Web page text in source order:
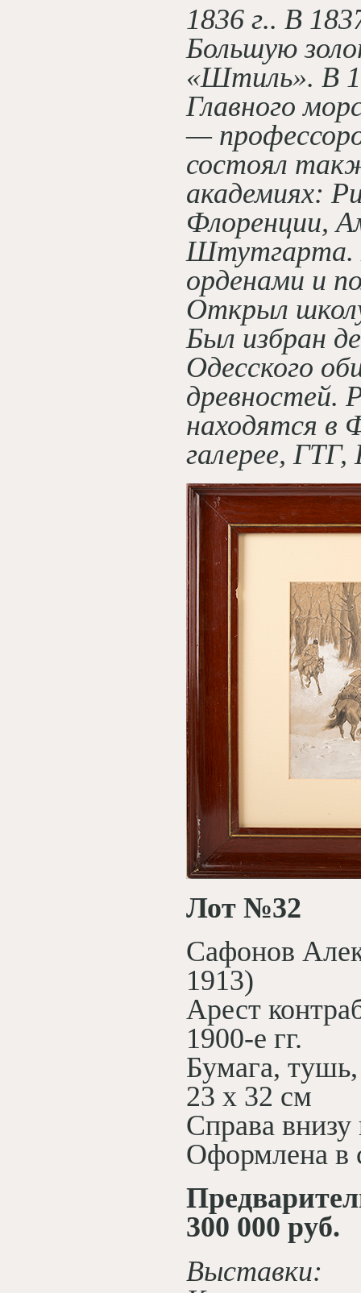
1836 г.. В
Большую
«Штиль». В
Главного
—
состоял
академиях:
Флоренции,
Штутгарта.
орденами и
Открыл
Был избран
Одесского
древностей.
находятся в
галерее,
Лот №32
Сафонов
1913)
Арест
1900-е гг.
Бумага,
23 х 32 см
Справа
Оформлена в
300 000 руб.
Выставки: